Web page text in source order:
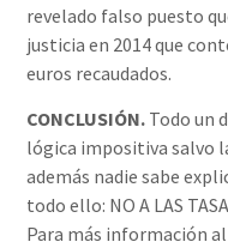
revelado falso puesto
justicia en 2014 que
euros recaudados.
CONCLUSIÓN. Todo un
lógica impositiva salvo
además nadie sabe
todo ello: NO A LAS
Para más información